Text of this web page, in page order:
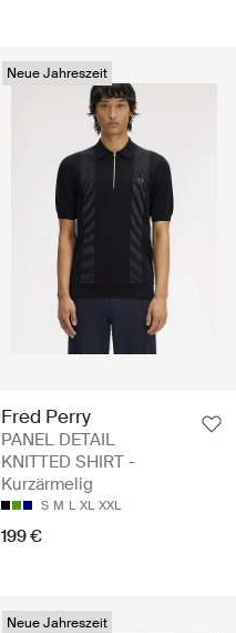
Neue Jahreszeit
Fred Perry
PANEL DETAIL
KNITTED SHIRT -
Kurzärmelig
S M L XL XXL
199 €
Neue Jahreszeit